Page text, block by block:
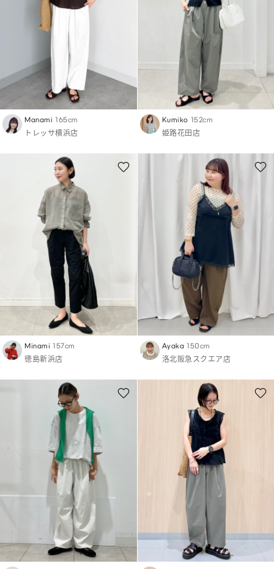
Manami 165cm
トレッサ横浜店
Kumiko 152cm
姫路花田店
Minami 157cm
徳島新浜店
Ayaka 150cm
洛北阪急スクエア店